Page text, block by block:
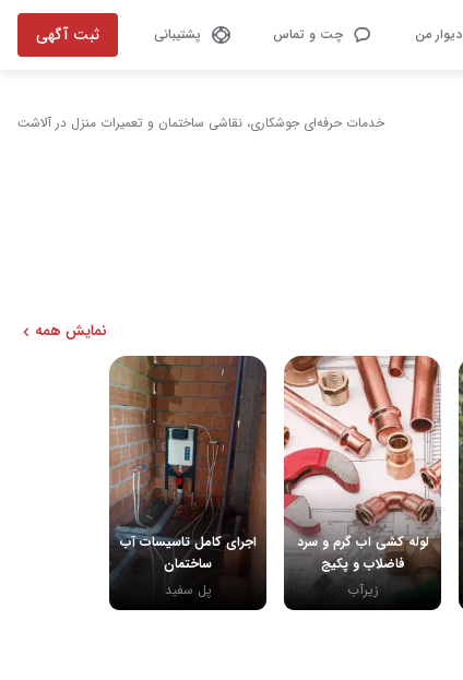
دیوار من چت و تماس پشتیبانی ثبت آگهی
خدمات حرفه‌ای جوشکاری، نقاشی ساختمان و تعمیرات منزل در آلاشت
نمایش همه
لوله کشی اب گرم و سرد
فاضلاب و پکیج
زیرآب
اجرای کامل تاسیسات آب
ساختمان
پل سفید